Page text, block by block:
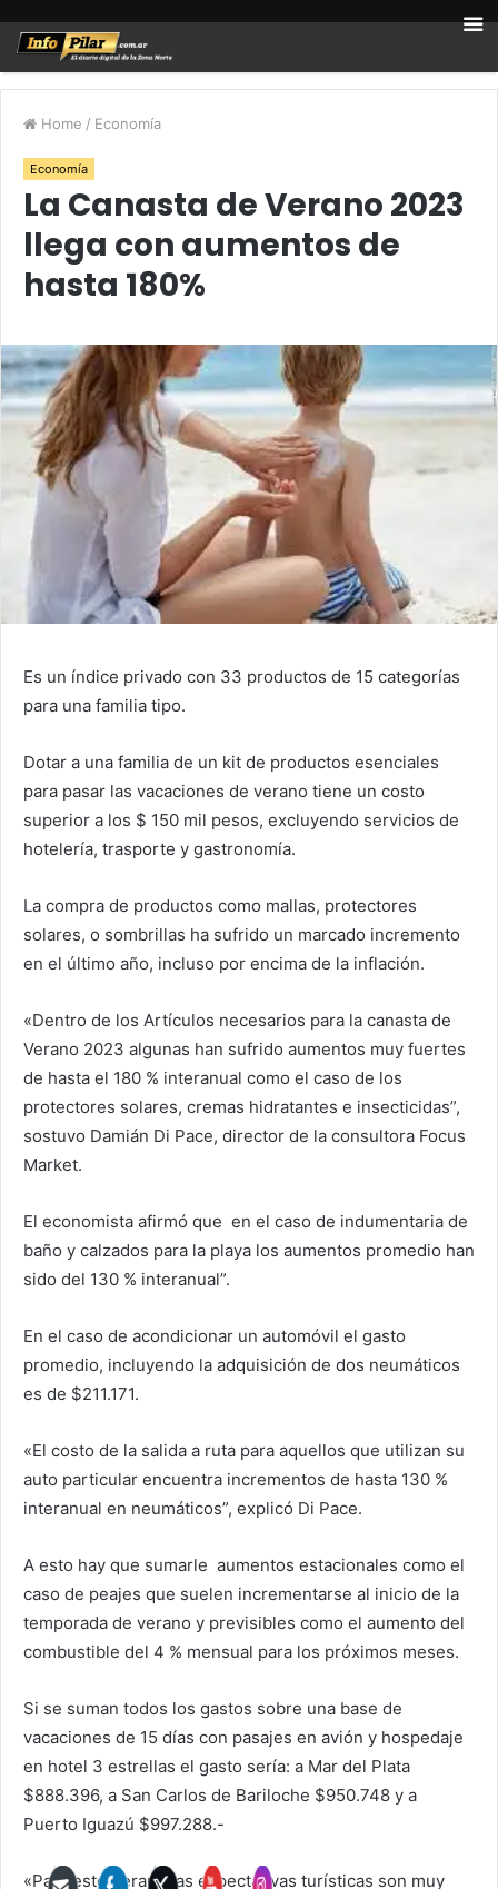
Home / Economía
Economía
La Canasta de Verano 2023
llega con aumentos de
hasta 180%
Es un índice privado con 33 productos de 15 categorías
para una familia tipo.
Dotar a una familia de un kit de productos esenciales
para pasar las vacaciones de verano tiene un costo
superior a los $ 150 mil pesos, excluyendo servicios de
hotelería, trasporte y gastronomía.
La compra de productos como mallas, protectores
solares, o sombrillas ha sufrido un marcado incremento
en el último año, incluso por encima de la inflación.
«Dentro de los Artículos necesarios para la canasta de
Verano 2023 algunas han sufrido aumentos muy fuertes
de hasta el 180 % interanual como el caso de los
protectores solares, cremas hidratantes e insecticidas”,
sostuvo Damián Di Pace, director de la consultora Focus
Market.
El economista afirmó que en el caso de indumentaria de
baño y calzados para la playa los aumentos promedio han
sido del 130 % interanual”.
En el caso de acondicionar un automóvil el gasto
promedio, incluyendo la adquisición de dos neumáticos
es de $211.171.
«El costo de la salida a ruta para aquellos que utilizan su
auto particular encuentra incrementos de hasta 130 %
interanual en neumáticos”, explicó Di Pace.
A esto hay que sumarle aumentos estacionales como el
caso de peajes que suelen incrementarse al inicio de la
temporada de verano y previsibles como el aumento del
combustible del 4 % mensual para los próximos meses.
Si se suman todos los gastos sobre una base de
vacaciones de 15 días con pasajes en avión y hospedaje
en hotel 3 estrellas el gasto sería: a Mar del Plata
$888.396, a San Carlos de Bariloche $950.748 y a
Puerto Iguazú $997.288.-
«Para este Verano las expectativas turísticas son muy